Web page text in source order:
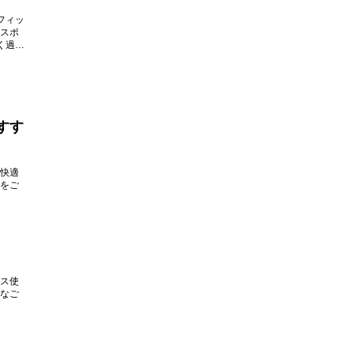
ィッ
ポ
過ご
す
適
ご
使
ご